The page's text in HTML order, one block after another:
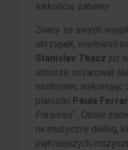
lekkością zabawy.
Znany ze swych
skrzypek, wieloletni
Stanislav Tkacz już
utworze oczarował
nastrojem, wykonując
pianistki Paula
Paradiso“ . Oboje
na muzyczny dialog,
piękniejszych